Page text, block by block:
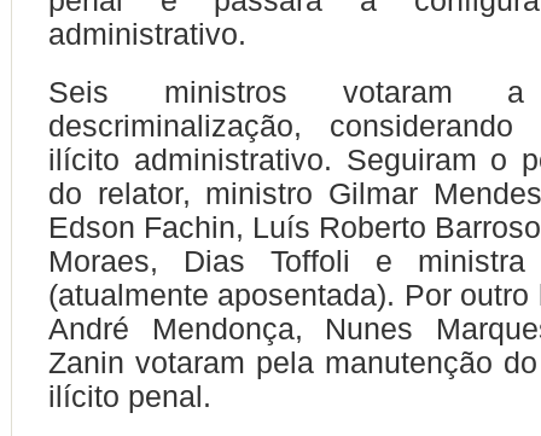
administrativo.
Seis ministros votaram
descriminalização,
ilícito administrativo. Seguiram o
do relator, ministro Gilmar
Edson Fachin, Luís Roberto
Moraes, Dias Toffoli e ministra
(atualmente aposentada). Por
André Mendonça, Nunes
Zanin votaram pela manutenção
ilícito penal.